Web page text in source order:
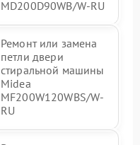
MD200D90WB/W-RU
Ремонт или замена
петли двери
стиральной машины
Midea
MF200W120WBS/W-
RU